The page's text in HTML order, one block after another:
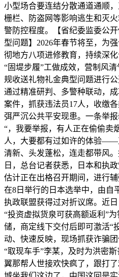
小型场合要连结分散通道通顺
栅栏、防盗网等影响逃生和灭
警防控程度。【省纪委监委公
型问题】2026年春节将至，为
彻地方八项进修教育，持续深
“固堤步履”工做成效，营制风
规收送礼物礼金典型问题进行
通过精准研判、多警种联动，
案件，抓获违法员17人，收缴
弭严沉公共平安现患。一条举
“，我要举报，有人正在偷偷卖
人，大要都有过如许的体验——
清新、头发蓬松，连走都带风
日，总台记者获悉，日本和执
估计正在出格召开期间，进行
在8日举行的日本选举中，由自
执政联盟获得过对折议席。近
“投资虚拟货泉可获高额返利”
储，商定线下交付后即可激活“
动、快速反映，现场抓获诈骗
“取现车手”李某，及时为洪密
翼那帮人世接欢快疯了，跟打